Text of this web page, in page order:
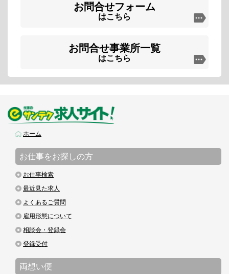
お問合せフォーム
はこちら
お問合せ事業所一覧
はこちら
ホーム
お仕事をお探しの方
お仕事検索
最近見た求人
よくあるご質問
雇用形態について
相談会・登録会
登録受付
両想い便